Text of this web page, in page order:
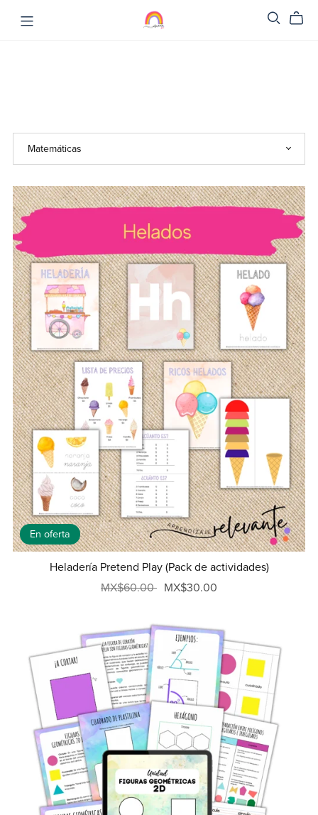
En oferta
Heladería Pretend Play (Pack de actividades)
MX$60.00 MX$30.00